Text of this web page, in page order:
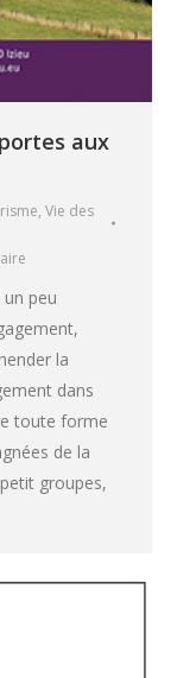
aux
, Vie des
peu
la
dans
toute forme
de la
groupes,